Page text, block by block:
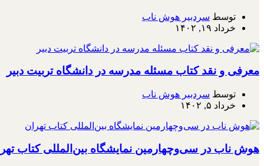
توسط سردبیر هوش ناب
خرداد ۱۹, ۱۴۰۲
معرفی و نقد کتاب مسئله مدرسه در دانشگاه تربیت دبیر
توسط سردبیر هوش ناب
خرداد ۵, ۱۴۰۲
هوش ناب در سی‌وچهارمین نمایشگاه بین‌المللی کتاب